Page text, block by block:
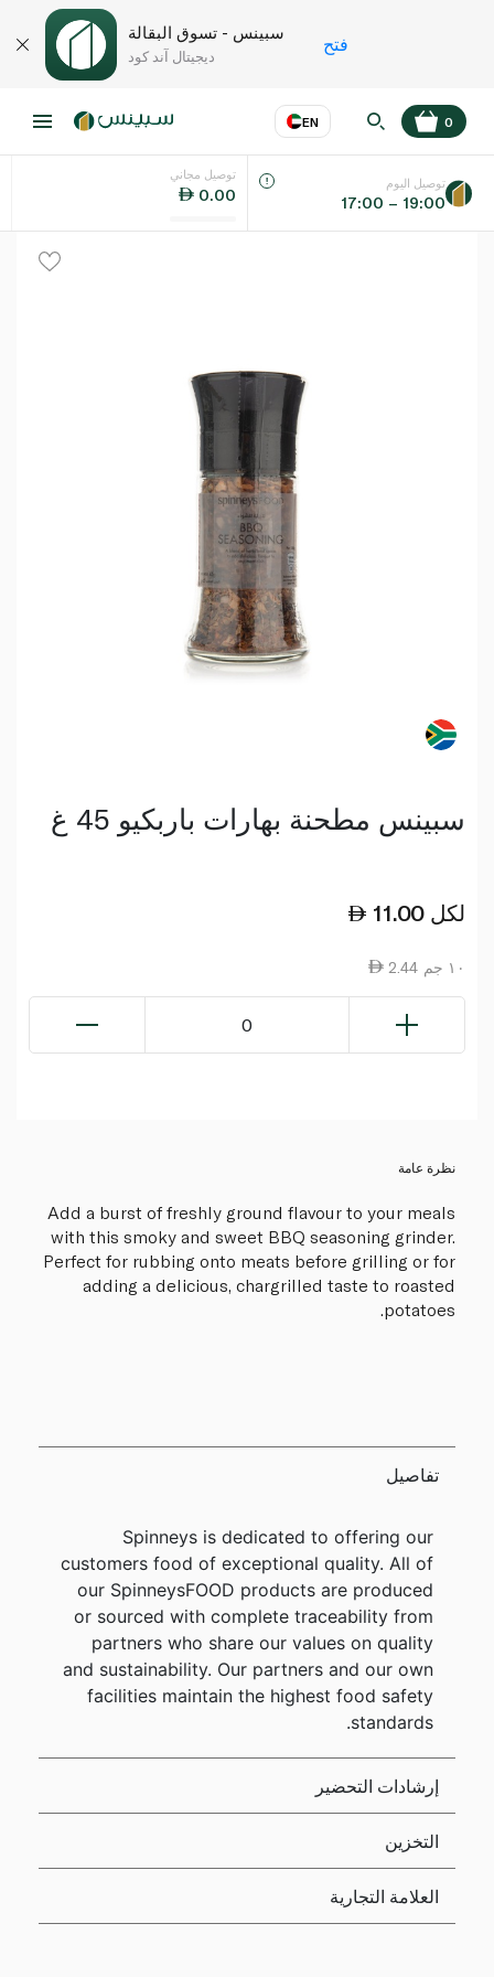
سبينس - تسوق البقالة
ديجيتال آند كود
فتح
EN
اللغة عر
0
توصيل مجاني
0.00
توصيل اليوم
17:00 – 19:00
سبينس مطحنة بهارات باربكيو 45 غ
11.00 لكل
2.44 ١٠ جم
0
نظرة عامة
Add a burst of freshly ground flavour to your meals
with this smoky and sweet BBQ seasoning grinder.
Perfect for rubbing onto meats before grilling or for
adding a delicious, chargrilled taste to roasted
potatoes.
تفاصيل
Spinneys is dedicated to offering our
customers food of exceptional quality. All of
our SpinneysFOOD products are produced
or sourced with complete traceability from
partners who share our values on quality
and sustainability. Our partners and our own
facilities maintain the highest food safety
standards.
إرشادات التحضير
التخزين
العلامة التجارية